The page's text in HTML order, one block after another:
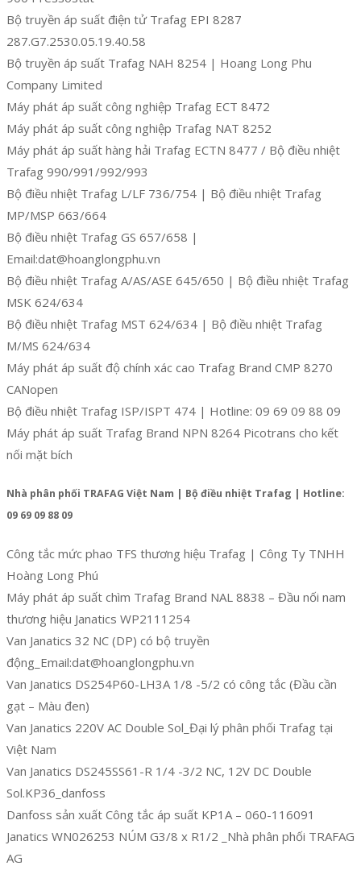
Bộ truyền áp suất điện tử Trafag EPI 8287
287.G7.2530.05.19.40.58
Bộ truyền áp suất Trafag NAH 8254 | Hoang Long Phu
Company Limited
Máy phát áp suất công nghiệp Trafag ECT 8472
Máy phát áp suất công nghiệp Trafag NAT 8252
Máy phát áp suất hàng hải Trafag ECTN 8477 / Bộ điều nhiệt
Trafag 990/991/992/993
Bộ điều nhiệt Trafag L/LF 736/754 | Bộ điều nhiệt Trafag
MP/MSP 663/664
Bộ điều nhiệt Trafag GS 657/658 |
Email:dat@hoanglongphu.vn
Bộ điều nhiệt Trafag A/AS/ASE 645/650 | Bộ điều nhiệt Trafag
MSK 624/634
Bộ điều nhiệt Trafag MST 624/634 | Bộ điều nhiệt Trafag
M/MS 624/634
Máy phát áp suất độ chính xác cao Trafag Brand CMP 8270
CANopen
Bộ điều nhiệt Trafag ISP/ISPT 474 | Hotline: 09 69 09 88 09
Máy phát áp suất Trafag Brand NPN 8264 Picotrans cho kết
nối mặt bích
Nhà phân phối TRAFAG Việt Nam | Bộ điều nhiệt Trafag | Hotline:
09 69 09 88 09
Công tắc mức phao TFS thương hiệu Trafag | Công Ty TNHH
Hoàng Long Phú
Máy phát áp suất chìm Trafag Brand NAL 8838 – Đầu nối nam
thương hiệu Janatics WP2111254
Van Janatics 32 NC (DP) có bộ truyền
động_Email:dat@hoanglongphu.vn
Van Janatics DS254P60-LH3A 1/8 -5/2 có công tắc (Đầu cần
gạt – Màu đen)
Van Janatics 220V AC Double Sol_Đại lý phân phối Trafag tại
Việt Nam
Van Janatics DS245SS61-R 1/4 -3/2 NC, 12V DC Double
Sol.KP36_danfoss
Danfoss sản xuất Công tắc áp suất KP1A – 060-116091
Janatics WN026253 NÚM G3/8 x R1/2 _Nhà phân phối TRAFAG
AG